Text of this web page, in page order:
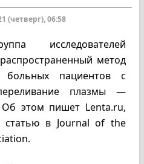
(четверг), 06:58
исследователей
метод
больных пациентов с
плазмы —
Об этом пишет Lenta.ru,
статью в Journal of the